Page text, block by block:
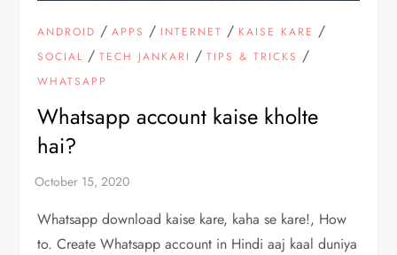
ANDROID /APPS / INTERNET / KAISE KARE /
SOCIAL /TECH JANKARI /TIPS & TRICKS /
WHATSAPP
Whatsapp account kaise kholte
hai?
Whatsapp download kaise kare, kaha se kare!, How
to. Create Whatsapp account in Hindi aaj kaal duniya